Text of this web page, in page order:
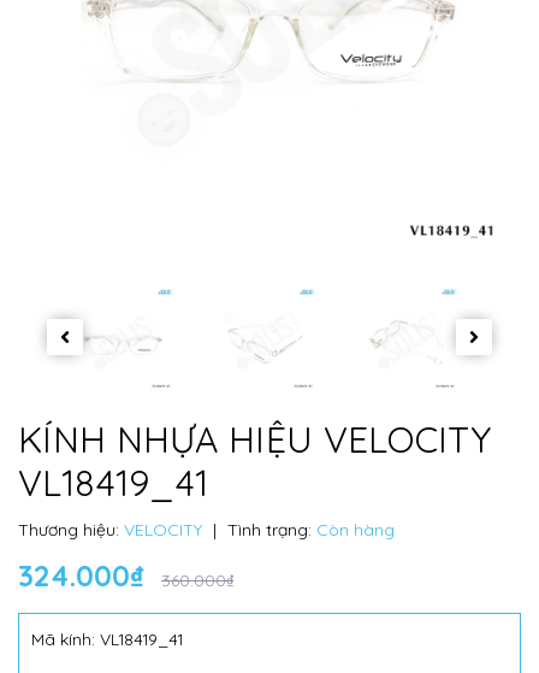
KÍNH NHỰA HIỆU VELOCITY
VL18419_41
Thương hiệu: VELOCITY | Tình trạng: Còn hàng
324.000₫ 360.000₫
Mã kính: VL18419_41